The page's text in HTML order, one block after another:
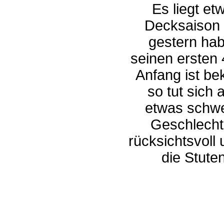
Es liegt
gestern
seinen ersten
Anfang ist
so tut sich
etwas
rücksichtsvoll
die